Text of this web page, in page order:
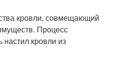
кровли, совмещающий
Процесс
кровли из